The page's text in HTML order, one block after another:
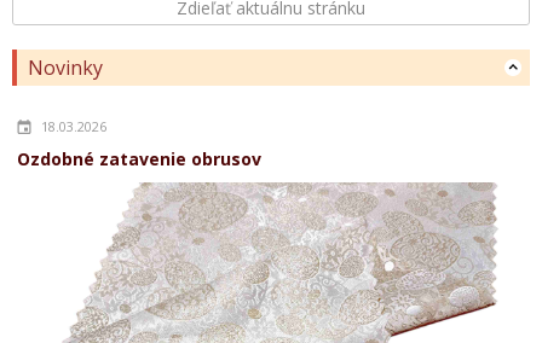
Zdieľať aktuálnu stránku
Novinky
18.03.2026
Ozdobné zatavenie obrusov